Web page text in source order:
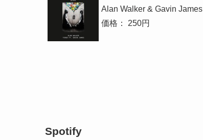
Alan Walker & Gavin James
価格： 250円
Spotify